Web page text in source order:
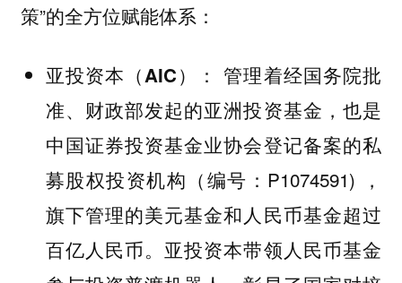
策”的全方位赋能体系：
亚投资本（AIC）
： 管理着经国务院批
准、财政部发起的亚洲投资基金，也是
中国证券投资基金业协会登记备案的私
募股权投资机构（编号：P1074591) ，
旗下管理的美元基金和人民币基金超过
百亿人民币。亚投资本带领人民币基金